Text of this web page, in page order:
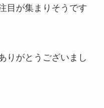
目が集まりそうです
りがとうございまし